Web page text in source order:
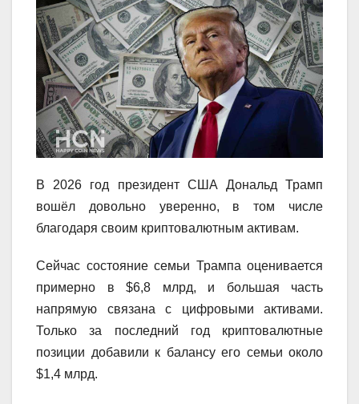
В 2026 год президент США Дональд Трамп
вошёл довольно уверенно, в том числе
благодаря своим криптовалютным активам.
Сейчас состояние семьи Трампа оценивается
примерно в $6,8 млрд, и большая часть
напрямую связана с цифровыми активами.
Только за последний год криптовалютные
позиции добавили к балансу его семьи около
$1,4 млрд.